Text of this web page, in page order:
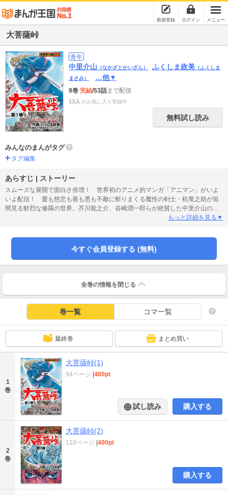
新規登録 ログイン メニュー
大菩薩峠
青年
中里介山 （なかざとかいざん） ふくしま政美 （ふくしま
まさみ）
…他▼
9巻 完結/53話まで配信
13人 がお気に入り登録中
無料試し読み
みんなのまんがタグ
タグ編集
あらすじ | ストーリー
スムーズな展開で面白さ倍増！ 世界初のアニメ的マンガ「アニマン」がいよ
いよ配信！ 愛も慈悲も善も悪も不敵に斬りまくる魔性の剣士・机竜之助が垣
間見る鮮烈な修羅の世界。芥川龍之介、谷崎潤一郎らが絶賛した中里介山の不
朽の名作を劇画王・ふくしま政美が大胆かつ繊細にコミック化した大型時代劇
もっと詳細を見る▼
今すぐ会員登録する (無料)
全巻の情報を 閉じる
巻一覧 コマ一覧
最終巻 まとめ買い
1
巻
大菩薩峠(1)
94ページ 400pt
試し読み 購入する
2
巻
大菩薩峠(2)
110ページ 400pt
購入する